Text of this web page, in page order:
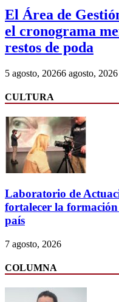
El Área de
el cronograma
restos de poda
5 agosto, 20266 agosto, 2026
CULTURA
Laboratorio de
fortalecer la
país
7 agosto, 2026
COLUMNA